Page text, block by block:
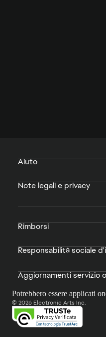
Aiuto
Note legali e privacy
Rimborsi
Responsabilità sociale
Aggiornamenti servizio
Potrebbero essere applicati
© 2026 Electronic Arts Inc.